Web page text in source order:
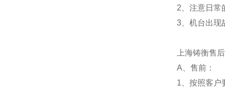
2、注意日常
3、机台出现
上海铸衡售
A、售前：
1、按照客户